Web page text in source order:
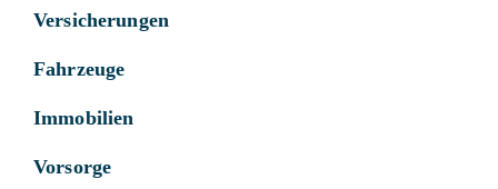
Versicherungen
Fahrzeuge
Immobilien
Vorsorge